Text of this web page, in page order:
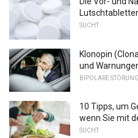
SUCHT
Klonopin
und
BIPOLARE STÖRUNG
10 Tipps, um
wenn Sie mit
SUCHT